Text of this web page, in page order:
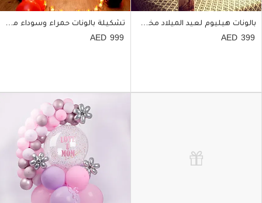
بالونات هيليوم لعيد الميلاد مخصصة بالصور
399
تشكيلة بالونات حمراء وسوداء مع بتلات ورد أحمر وشموع
999